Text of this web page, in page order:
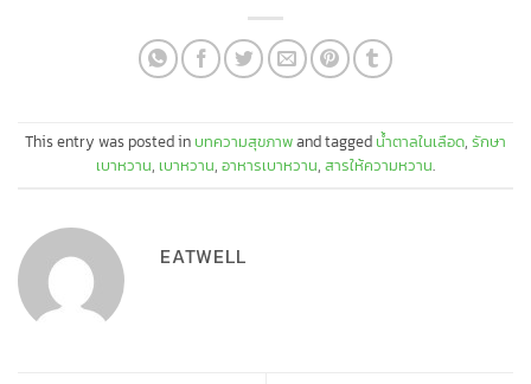
This entry was posted in บทความสุขภาพand tagged น้ำตาลในเลือด, รักษา
เบาหวาน, เบาหวาน, อาหารเบาหวาน, สารให้ความหวาน.
EATWELL